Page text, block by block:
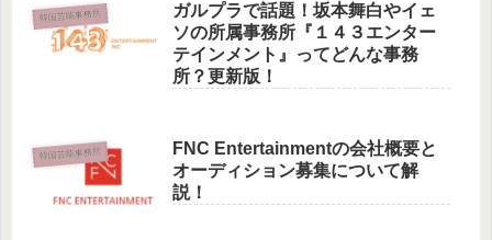
韓国芸能事務所
ガルプラで話題！坂本舞白やイェ
ソの所属事務所『１４３エンター
テインメント』ってどんな事務
所？更新版！
韓国芸能事務所
FNC Entertainmentの会社概要と
オーディション募集について解
説！